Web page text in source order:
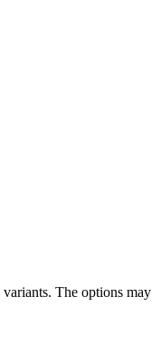
The options may